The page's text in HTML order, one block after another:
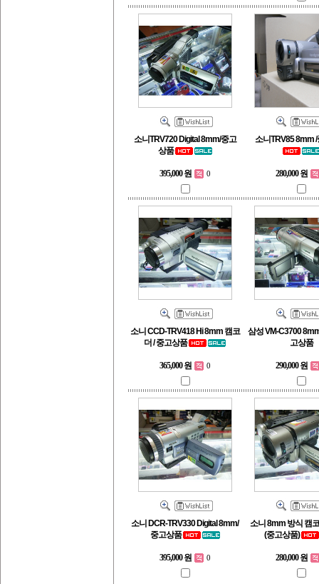
소니TRV720 Digital 8mm/중고
상품
395,000 원 0
소니TRV85 8mm
280,000 원
소니 CCD-TRV418 Hi 8mm 캠코
더 / 중고상품
365,000 원 0
삼성 VM-C3700
고상품
290,000 원
소니 DCR-TRV330 Digital 8mm/
중고상품
395,000 원 0
소니 8mm 방식 캠
(중고상품)
280,000 원